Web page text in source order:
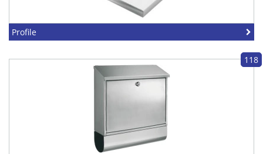
Profile
118